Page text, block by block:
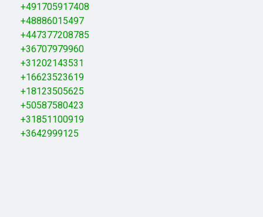
+491705917408
+48886015497
+447377208785
+36707979960
+31202143531
+16623523619
+18123505625
+50587580423
+31851100919
+3642999125